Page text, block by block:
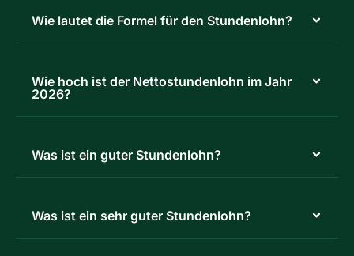
Wie lautet die Formel für den Stundenlohn?
Wie hoch ist der Nettostundenlohn im Jahr
2026?
Was ist ein guter Stundenlohn?
Was ist ein sehr guter Stundenlohn?